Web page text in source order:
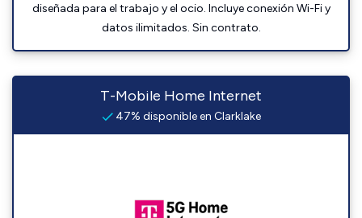
diseñada para el trabajo y el ocio. Incluye conexión Wi-Fi y
datos ilimitados. Sin contrato.
T-Mobile Home Internet
47% disponible en Clarklake